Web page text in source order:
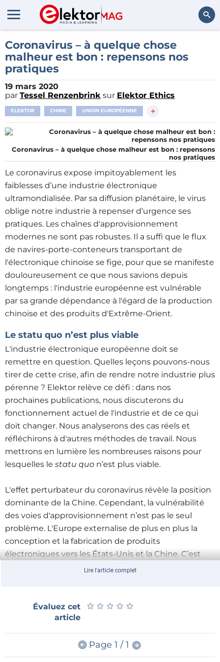
Coronavirus – à quelque chose
malheur est bon : repensons nos
pratiques
19 mars 2020
par Tessel Renzenbrink sur Elektor Ethics
ELEKTOR CHINE UNION EUROPÉENNE +
Coronavirus – à quelque chose malheur est bon : repensons
nos pratiques
Le coronavirus expose impitoyablement les
faiblesses d’une industrie électronique
ultramondialisée. Par sa diffusion planétaire, le virus
oblige notre industrie à repenser d’urgence ses
pratiques. Les chaînes d'approvisionnement
modernes ne sont pas robustes. Il a suffi que le flux
de navires-porte-conteneurs transportant de
l'électronique chinoise se fige, pour que se manifeste
douloureusement ce que nous savions depuis
longtemps : l'industrie européenne est vulnérable
par sa grande dépendance à l'égard de la production
chinoise et des produits d'Extrême-Orient.
Le statu quo n’est plus viable
L'industrie électronique européenne doit se
remettre en question. Quelles leçons pouvons-nous
tirer de cette crise, afin de rendre notre industrie plus
pérenne ? Elektor relève ce défi : dans nos
prochaines publications, nous discuterons du
fonctionnement actuel de l'industrie et de ce qui
doit changer. Nous analyserons des cas réels et
réfléchirons à d'autres méthodes de travail. Nous
mettrons en lumière les nombreuses raisons pour
lesquelles le statu quo n’est plus viable.
L'effet perturbateur du coronavirus révèle la position
dominante de la Chine. Cependant, la vulnérabilité
des voies d'approvisionnement n’est pas le seul
problème. L'Europe externalise de plus en plus la
conception et la fabrication de produits
électroniques vers les États-Unis et la Chine. C’est
préjudiciable non seulement à l'industrie
souveraineté technologique : la capacité de créer et
d'utiliser sa propre technologie. La Commission
invoque la sécurité européenne et la croissance
économique dans l'UE.
Lire l'article complet
Évaluez cet
article
★ ★ ★ ★ ★
★ ★ ★ ★ ★
Page 1 / 1